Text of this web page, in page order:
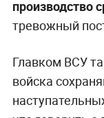
производство
тревожный
Главком ВСУ
войска